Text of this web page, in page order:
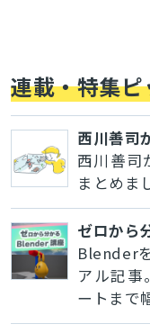
連載・特集
西川善司
西川善司
まとめま
ゼロから
Blender
アル記事
ートまで